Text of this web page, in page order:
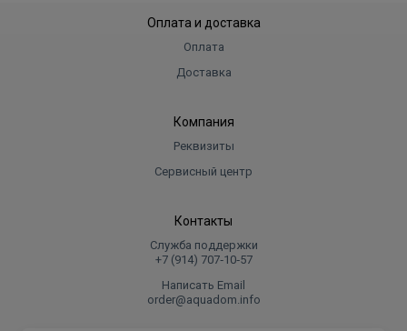
Оплата и доставка
Оплата
Доставка
Компания
Реквизиты
Сервисный центр
Контакты
Служба поддержки
+7 (914) 707‑10‑57
Написать Email
order@aquadom.info